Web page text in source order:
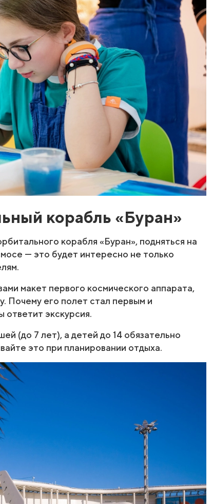
корабль «Буран»
корабля «Буран», подняться на
— это будет интересно не только
макет первого космического аппарата,
Почему его полет стал первым и
ответит экскурсия.
(до 7 лет), а детей до 14 обязательно
это при планировании отдыха.